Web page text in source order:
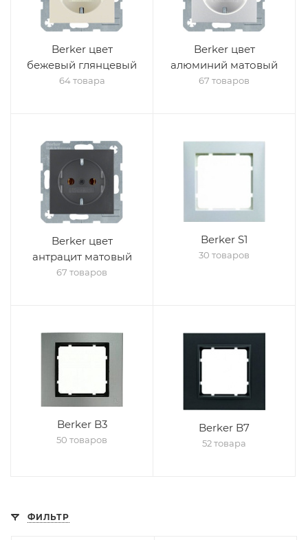
Berker цвет
бежевый глянцевый
64 товара
Berker цвет
алюминий матовый
67 товаров
Berker цвет
антрацит матовый
67 товаров
Berker S1
30 товаров
Berker B3
50 товаров
Berker B7
52 товара
ФИЛЬТР